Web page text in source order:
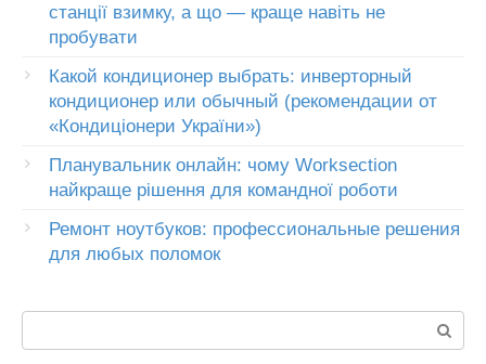
станції взимку, а що — краще навіть не
пробувати
Какой кондиционер выбрать: инверторный
кондиционер или обычный (рекомендации от
«Кондиціонери України»)
Планувальник онлайн: чому Worksection
найкраще рішення для командної роботи
Ремонт ноутбуков: профессиональные решения
для любых поломок